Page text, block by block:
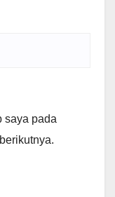
saya pada